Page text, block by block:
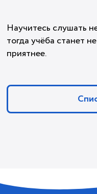
Научитесь слушать
тогда учёба станет
приятнее.